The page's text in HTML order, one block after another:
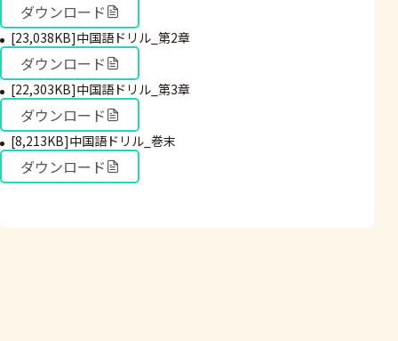
ダウンロード
[23,038KB]中国語ドリル_第2章
ダウンロード
[22,303KB]中国語ドリル_第3章
ダウンロード
[8,213KB]中国語ドリル_巻末
ダウンロード